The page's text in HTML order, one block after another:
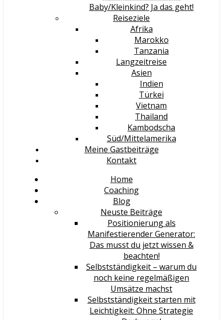
Baby/Kleinkind? Ja das geht!
Reiseziele
Afrika
Marokko
Tanzania
Langzeitreise
Asien
Indien
Türkei
Vietnam
Thailand
Kambodscha
Süd/Mittelamerika
Meine Gastbeiträge
Kontakt
Home
Coaching
Blog
Neuste Beiträge
Positionierung als
Manifestierender Generator:
Das musst du jetzt wissen &
beachten!
Selbstständigkeit – warum du
noch keine regelmäßigen
Umsätze machst
Selbstständigkeit starten mit
Leichtigkeit: Ohne Strategie